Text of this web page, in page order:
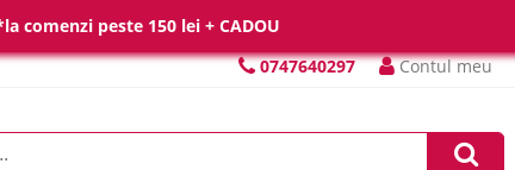
comenzi peste 150 lei + CADOU
0747640297
Contul meu